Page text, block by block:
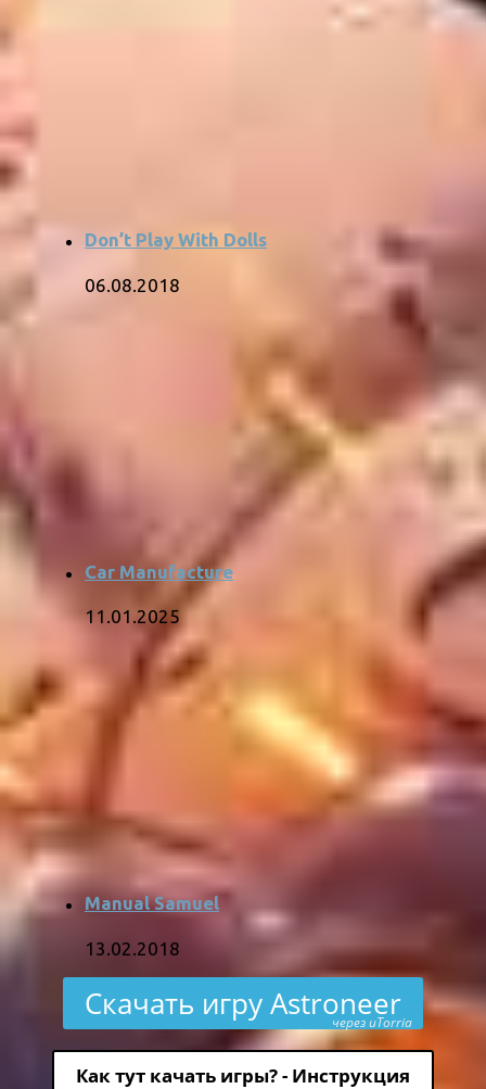
Don’t Play With Dolls
06.08.2018
Car Manufacture
11.01.2025
Manual Samuel
13.02.2018
Скачать игру Astroneer
через uTorria
Как тут качать игры? - Инструкция